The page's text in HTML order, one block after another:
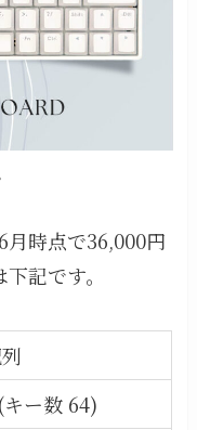
時点で36,000円
記です。
ー数 64)